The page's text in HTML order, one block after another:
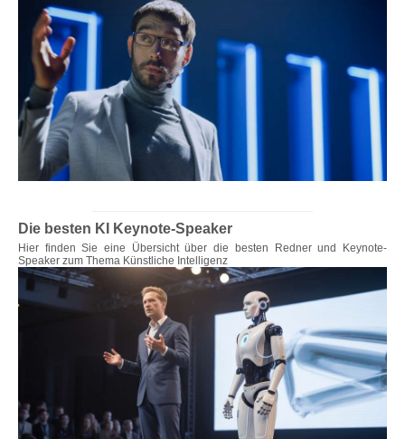
Die besten KI Keynote-Speaker
Hier finden Sie eine Übersicht über die besten Redner und Keynote-
Speaker zum Thema Künstliche Intelligenz